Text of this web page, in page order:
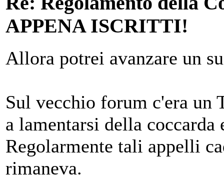
APPENA ISCRITTI!
Allora potrei avanzare un
Sul vecchio forum c'era un
a lamentarsi della
Regolarmente tali appelli
rimaneva.